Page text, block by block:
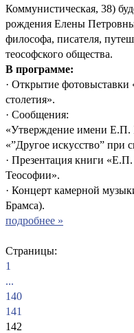
Коммунистическая, 38)
рождения Елены
философа, писателя,
теософского общества.
В программе:
· Открытие
столетия».
· Сообщения:
«Утверждение имени Е.П.
«”Другое искусство” при
· Презентация книги
Теософии».
· Концерт камерной
Брамса).
подробнее »
Страницы:
1
...
140
141
142